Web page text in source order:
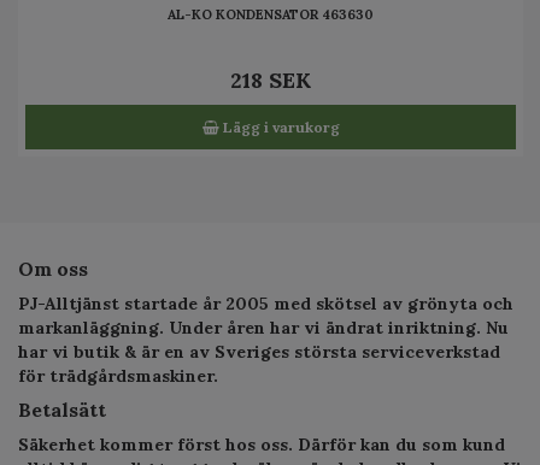
AL-KO KONDENSATOR 463630
218 SEK
Lägg i varukorg
Om oss
PJ-Alltjänst startade år 2005 med skötsel av grönyta och
markanläggning. Under åren har vi ändrat inriktning. Nu
har vi butik & är en av Sveriges största serviceverkstad
för trädgårdsmaskiner.
Betalsätt
Säkerhet kommer först hos oss. Därför kan du som kund